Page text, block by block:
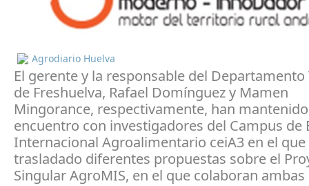
Agrodiario Huelva
El gerente y la responsable del Departamento
de Freshuelva, Rafael Domínguez y Mamen
Mingorance, respectivamente, han
encuentro con investigadores del Campus de
Internacional Agroalimentario ceiA3 en el que
trasladado diferentes propuestas sobre el
Singular AgroMIS, en el que colaboran